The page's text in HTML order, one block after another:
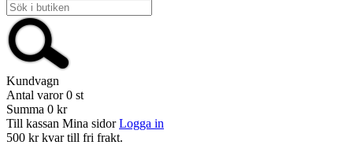
Kundvagn
Antal varor 0 st
Summa 0 kr
Till kassan Mina sidor Logga in
500 kr kvar till fri frakt.